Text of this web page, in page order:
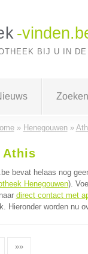
-
BIJ U IN DE
Zoeken
» Henegouwen»
Athis
bevat helaas nog
Henegouwen).
direct contact met
Hieronder worden nu
»»